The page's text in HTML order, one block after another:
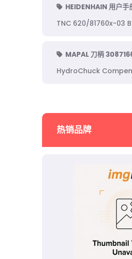
HEIDENHAIN 用户
TNC 620/81760x-03
MAPAL 刀柄
HydroChuck
热销品牌